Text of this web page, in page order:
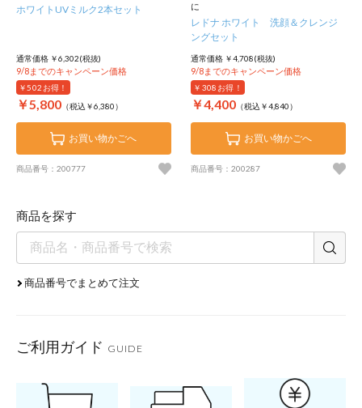
ホワイトUVミルク2本セット
通常価格 ￥6,302(税抜)
9/8までのキャンペーン価格
￥502お得！
￥5,800 （税込￥6,380）
お買い物かごへ
商品番号：200777
に
レドナ ホワイト 洗顔＆クレンジ
ングセット
通常価格 ￥4,708(税抜)
9/8までのキャンペーン価格
￥308お得！
￥4,400 （税込￥4,840）
お買い物かごへ
商品番号：200287
商品を探す
商品番号でまとめて注文
ご利用ガイド GUIDE